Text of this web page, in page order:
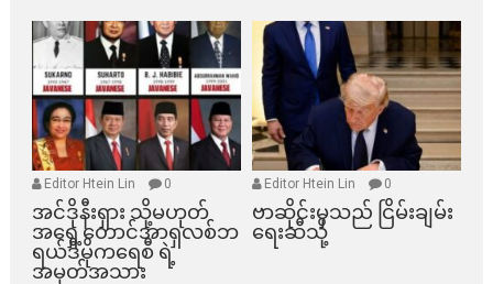
Editor Htein Lin 0
အင်ဒိုနီးရှား သို့မဟုတ်
အရှေ့တောင်အာရှလစ်ဘ
ရယ်ဒီမိုကရေစီ ရဲ့
အမှတ်အသား
Editor Htein Lin 0
ဗာဆိုင်းမှသည် ငြိမ်းချမ်း
ရေးဆီသို့